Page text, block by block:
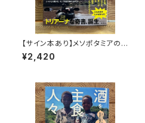
【サイン本あり】メソポタミアの
ボート三人男
¥2,420